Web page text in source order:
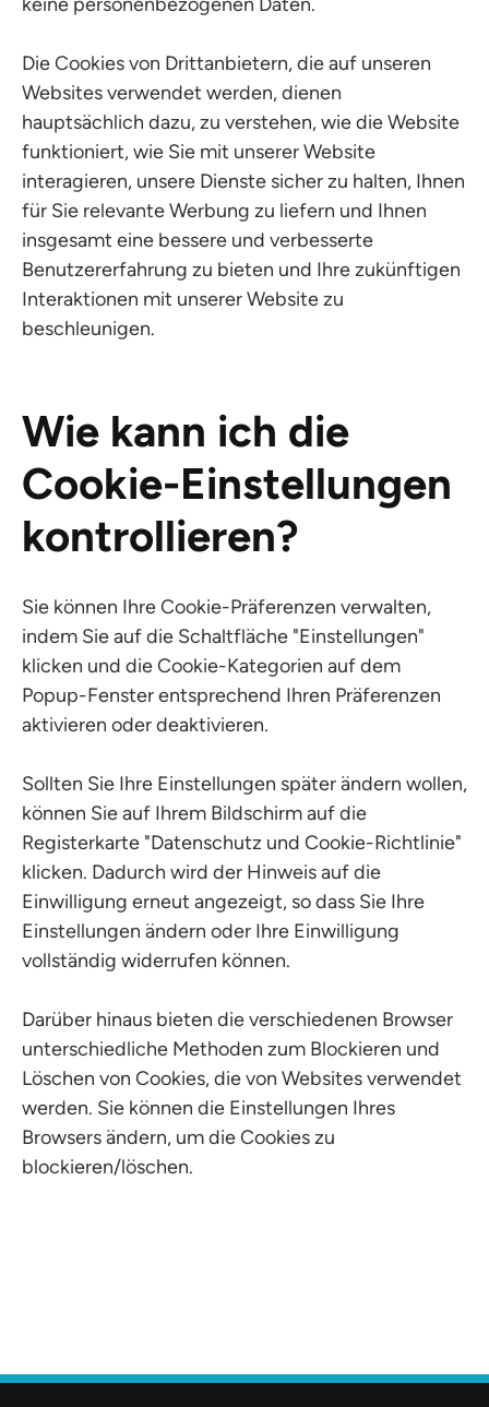
Die Cookies von Drittanbietern, die auf unseren
Websites verwendet werden, dienen
hauptsächlich dazu, zu verstehen, wie die Website
funktioniert, wie Sie mit unserer Website
interagieren, unsere Dienste sicher zu halten, Ihnen
für Sie relevante Werbung zu liefern und Ihnen
insgesamt eine bessere und verbesserte
Benutzererfahrung zu bieten und Ihre zukünftigen
Interaktionen mit unserer Website zu
beschleunigen.
Wie kann ich die
Cookie-Einstellungen
kontrollieren?
Sie können Ihre Cookie-Präferenzen verwalten,
indem Sie auf die Schaltfläche "Einstellungen"
klicken und die Cookie-Kategorien auf dem
Popup-Fenster entsprechend Ihren Präferenzen
aktivieren oder deaktivieren.
Sollten Sie Ihre Einstellungen später ändern wollen,
können Sie auf Ihrem Bildschirm auf die
Registerkarte "Datenschutz und Cookie-Richtlinie"
klicken. Dadurch wird der Hinweis auf die
Einwilligung erneut angezeigt, so dass Sie Ihre
Einstellungen ändern oder Ihre Einwilligung
vollständig widerrufen können.
Darüber hinaus bieten die verschiedenen Browser
unterschiedliche Methoden zum Blockieren und
Löschen von Cookies, die von Websites verwendet
werden. Sie können die Einstellungen Ihres
Browsers ändern, um die Cookies zu
blockieren/löschen.